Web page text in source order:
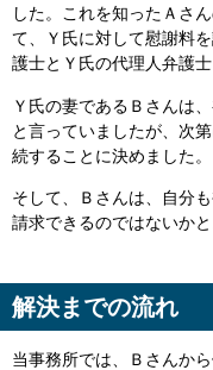
した。これを知ったＡさ
て、Ｙ氏に対して慰謝料
護士とＹ氏の代理人弁護
Ｙ氏の妻であるＢさんは
と言っていましたが、次
続することに決めました。
そして、Ｂさんは、自分
請求できるのではないか
解決までの流れ
当事務所では、Ｂさんか